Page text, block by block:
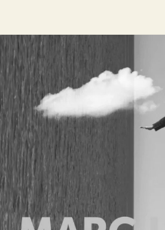
L’Horizon à l’envers